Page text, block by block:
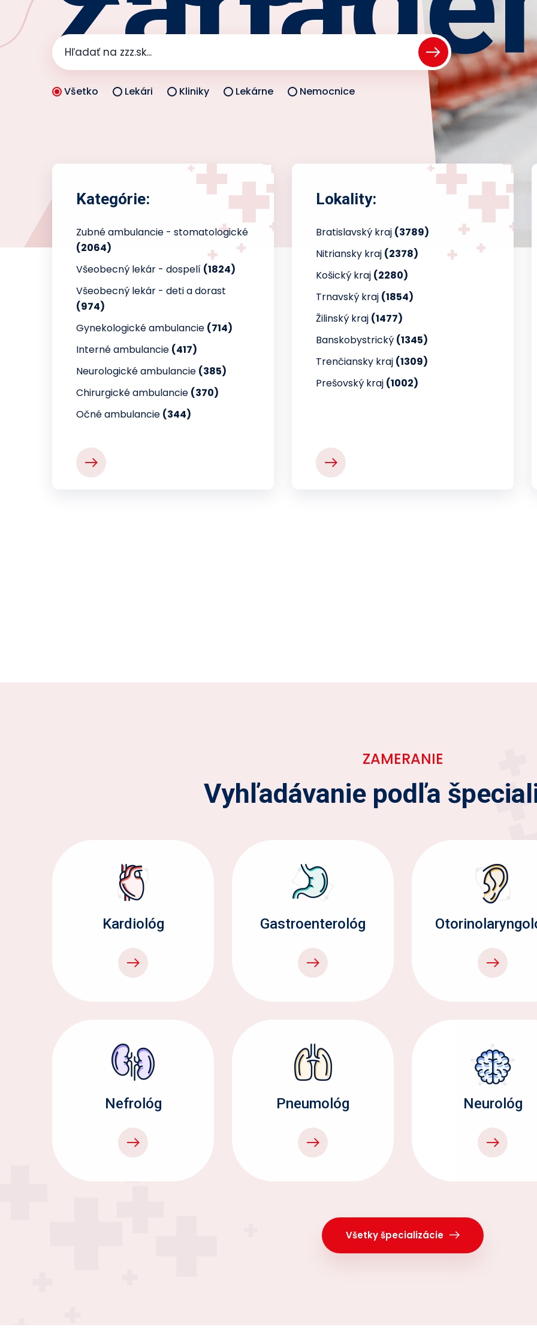
Všetko Lekári Kliniky Lekárne Nemocnice
Kategórie:
Zubné ambulancie - stomatologické
(2064)
Všeobecný lekár - dospelí (1824)
Všeobecný lekár - deti a dorast
(974)
Gynekologické ambulancie (714)
Interné ambulancie (417)
Neurologické ambulancie (385)
Chirurgické ambulancie (370)
Očné ambulancie (344)
Lokality:
Bratislavský kraj (3789)
Nitriansky kraj (2378)
Košický kraj (2280)
Trnavský kraj (1854)
Žilinský kraj (1477)
Banskobystrický (1345)
Trenčiansky kraj (1309)
Prešovský kraj (1002)
ZAMERANIE
Vyhľadávanie podľa
Kardiológ Gastroenterológ
Nefrológ Pneumológ Neurológ
Všetky špecializácie